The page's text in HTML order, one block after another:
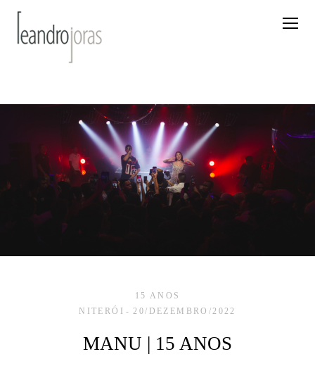
15 ANOS
NITERÓI
20/DEZEMBRO/2022
MANU | 15 ANOS